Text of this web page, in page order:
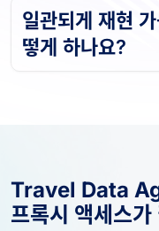
일관되게 재현
떻게 하나요?
Travel Data
프록시 액세스